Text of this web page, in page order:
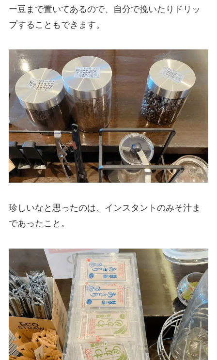
ー豆まで置いてあるので、自分で挽いたりドリッ
プすることもできます。
珍しいなと思ったのは、インスタントのみそ汁ま
であったこと。